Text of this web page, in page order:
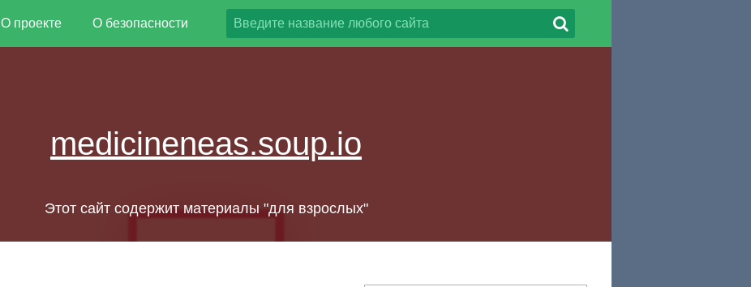
О проекте О безопасности
medicineneas.soup.io
Этот сайт содержит материалы "для взрослых"